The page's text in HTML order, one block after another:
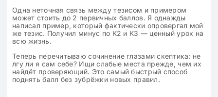
Одна неточная связь между тезисом и примером
может стоить до 2 первичных баллов. Я однажды
написал пример, который фактически опровергал мой
же тезис. Получил минус по К2 и К3 — ценный урок на
всю жизнь.
Теперь перечитываю сочинение глазами скептика: не
лгу ли я сам себе? Ищи слабые места прежде, чем их
найдёт проверяющий. Это самый быстрый способ
поднять балл без зубрёжки новых правил.